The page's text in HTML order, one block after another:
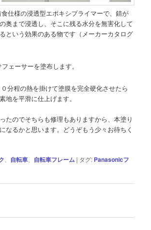
仕様の浸透型エポキシプライマーで、錆が
奥まで浸透し、そこに残る水分を無害化して
という効果のある物です（メーカーカタログ
ェーサーを塗布します。
分程の熱を掛けて塗膜を完全硬化させたら
地を平滑に仕上げます。
たのでそちらも修理もありますから、本塗り
なるかと思います。どうぞもう少々お待ちく
、 自転車、 自転車フレーム | タグ: Panasonicフ